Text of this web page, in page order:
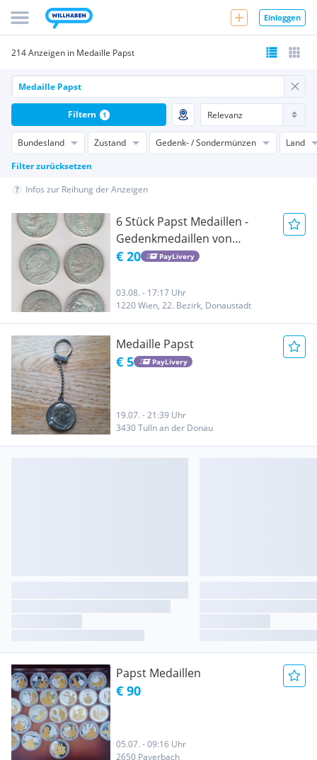
Einloggen
214 Anzeigen in Medaille Papst
Bundesland Zustand Gedenk- / Sondermünzen
Land
Filter zurücksetzen
Filtern 1
Infos zur Reihung der Anzeigen
6 Stück Papst Medaillen -
Gedenkmedaillen von
verschiedenen Päpste
€ 20 PayLivery
03.08. - 17:17 Uhr
1220 Wien, 22. Bezirk, Donaustadt
Medaille Papst
€ 5 PayLivery
19.07. - 21:39 Uhr
3430 Tulln an der Donau
Papst Medaillen
€ 90
05.07. - 09:16 Uhr
2650 Payerbach